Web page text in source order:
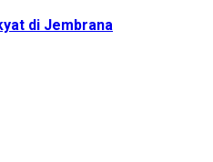
di Jembrana